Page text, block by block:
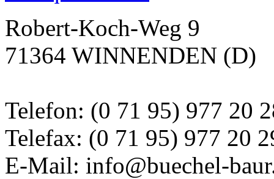
Robert-Koch-Weg 9
71364 WINNENDEN (D)
Telefon: (0 71 95) 977 20
Telefax: (0 71 95) 977 20
E-Mail: info@buechel-